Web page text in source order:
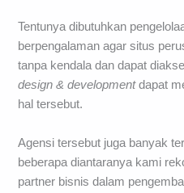
Tentunya dibutuhkan
berpengalaman agar situs
tanpa kendala dan dapat
design & developmentdapat
hal tersebut.
Agensi tersebut juga banyak
beberapa diantaranya kami
partner bisnis dalam